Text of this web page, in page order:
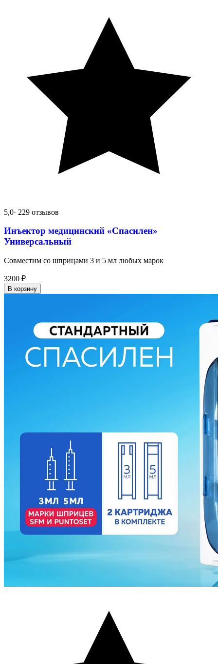
5,0· 229 отзывов
Инъектор медицинский «Спасилен»
Универсальный
Совместим со шприцами 3 и 5 мл любых марок
3200 ₽
В корзину